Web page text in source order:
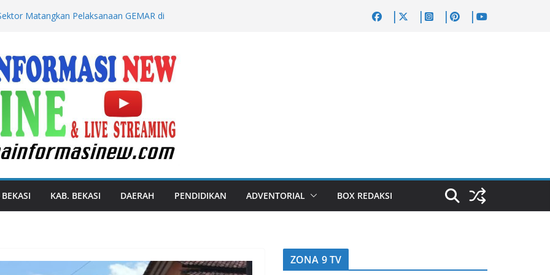
Matangkan Pelaksanaan GEMAR di
Dugaan Limbah Kulit PT Mandraguna
Diminta Bongkar Proses
Tertemper Kereta Api di
Penanganan dan Identifikasi
Pelaku Curanmor, Lakukan Aksi
Masih Menempel
KAB. BEKASI DAERAH PENDIDIKAN ADVENTORIAL BOX REDAKSI
ZONA 9 TV